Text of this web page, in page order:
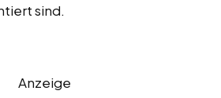
sind.
Anzeige